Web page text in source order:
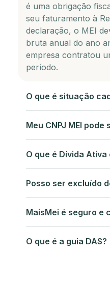
é uma obrigação
seu faturamento à
declaração, o MEI
bruta anual do ano
empresa contratou
período.
O que é situação
Meu CNPJ MEI
O que é Dívida Ativa
Posso ser excluído
MaisMei é seguro e
O que é a guia DAS?